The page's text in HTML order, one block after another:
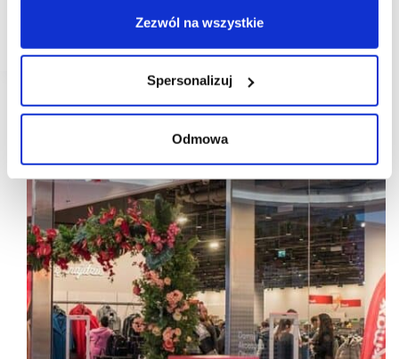
Zezwól na wszystkie
Spersonalizuj
Odmowa
poznaniaków TK Maxx. Sklep zajmie powierzchnię